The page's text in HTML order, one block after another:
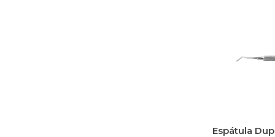
Espátula